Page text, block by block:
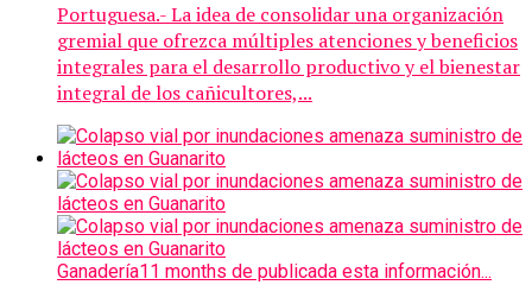
Portuguesa.- La idea de consolidar una organización
gremial que ofrezca múltiples atenciones y beneficios
integrales para el desarrollo productivo y el bienestar
integral de los cañicultores,...
Ganadería11 months de publicada esta información...